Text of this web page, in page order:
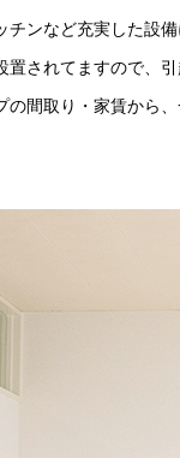
チンなど充実した設
されてますので、引
の間取り・家賃から